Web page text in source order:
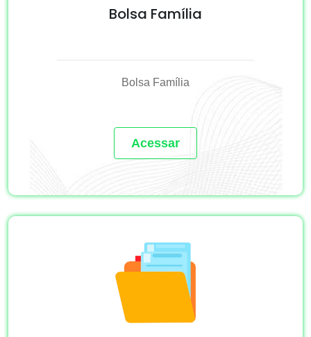
Bolsa Família
Bolsa Família
Acessar